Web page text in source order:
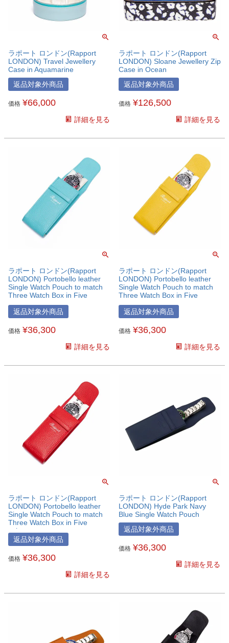
ラポート ロンドン(Rapport
LONDON) Travel Jewellery
Case in Aquamarine
返品対象外商品
価格 ¥66,000
詳細を見る
ラポート ロンドン(Rapport
LONDON) Sloane Jewellery Zip
Case in Ocean
返品対象外商品
価格 ¥126,500
詳細を見る
ラポート ロンドン(Rapport
LONDON) Portobello leather
Single Watch Pouch to match
Three Watch Box in Five
colours
返品対象外商品
価格 ¥36,300
詳細を見る
ラポート ロンドン(Rapport
LONDON) Portobello leather
Single Watch Pouch to match
Three Watch Box in Five
colours
返品対象外商品
価格 ¥36,300
詳細を見る
ラポート ロンドン(Rapport
LONDON) Portobello leather
Single Watch Pouch to match
Three Watch Box in Five
colours
返品対象外商品
価格 ¥36,300
詳細を見る
ラポート ロンドン(Rapport
LONDON) Hyde Park Navy
Blue Single Watch Pouch
返品対象外商品
価格 ¥36,300
詳細を見る